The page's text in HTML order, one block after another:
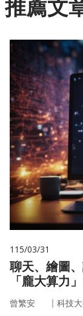
推薦文
115/03/31
聊天、繪圖
「龐大算力
曾繁安 ｜ 科技